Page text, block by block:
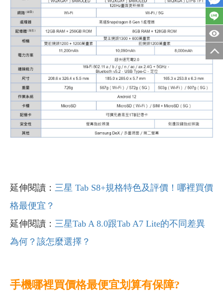
延伸閱讀： 三星 Tab S8+規格特色及評價！哪裡買價
格最便宜？
延伸閱讀： 三星Tab A 8.0跟Tab A7 Lite的不同差異
為何？該怎麼選擇？
手機哪裡買價格最便宜划算有保障?